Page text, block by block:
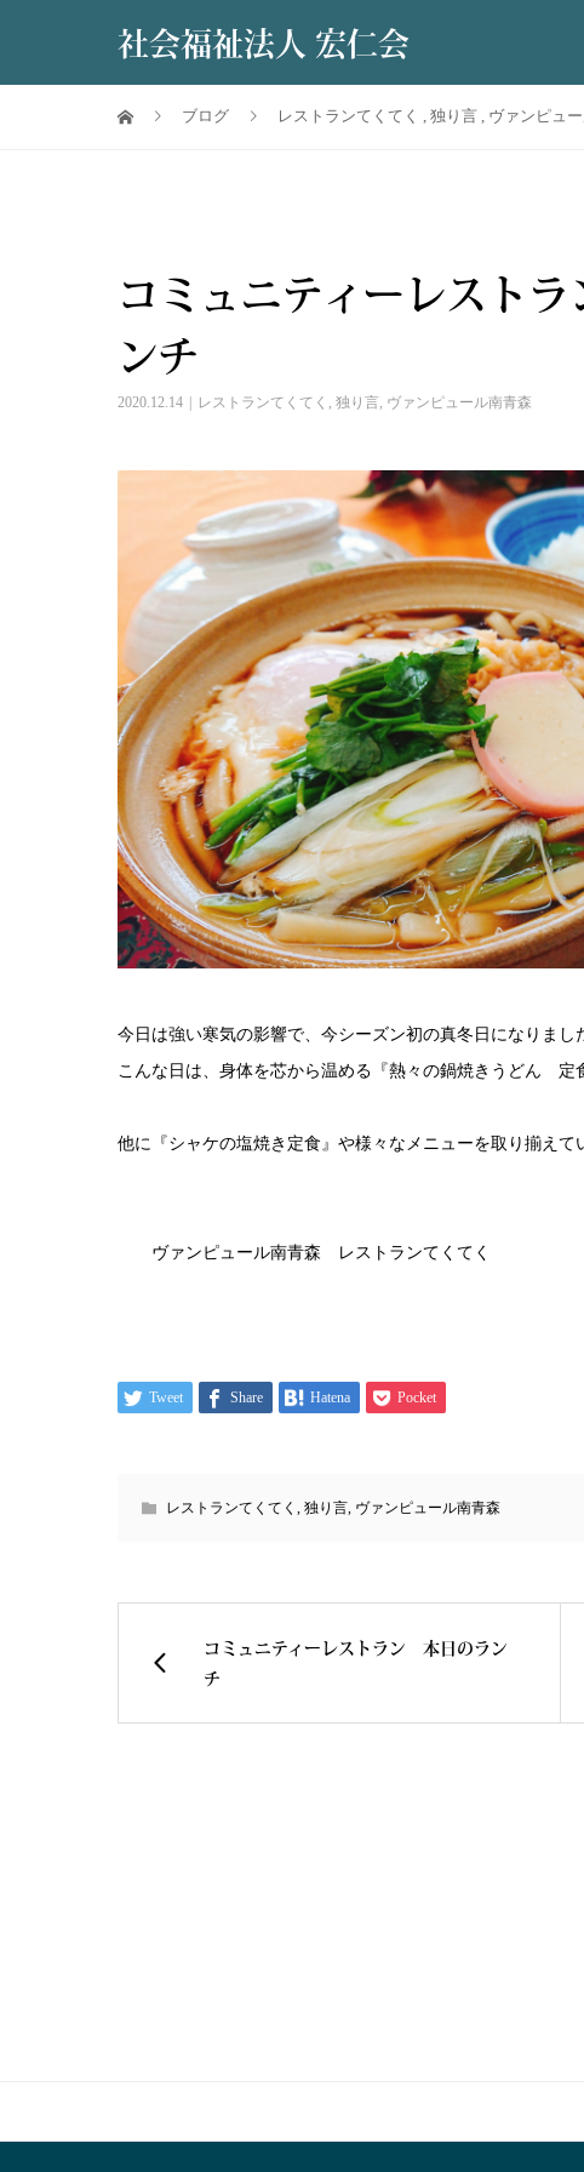
社会福祉法人 宏仁会
ブログ レストランてくてく , 独り言 , ヴァンピュ
コミュニティーレスト
ンチ
2020.12.14 レストランてくてく , 独り言, ヴァンピュール南青森
今日は強い寒気の影響で、今シーズン初の真冬日になりまし
こんな日は、身体を芯から温める『熱々の鍋焼きうどん 定
他に『シャケの塩焼き定食』や様々なメニューを取り揃えて
ヴァンピュール南青森 レストランてくてく
Tweet Share Hatena Pocket
レストランてくてく , 独り言, ヴァンピュール南青森
コミュニティーレストラン 本日のラン
チ